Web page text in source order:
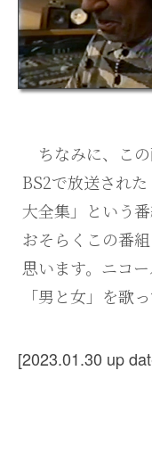
ちなみに、こ
BS2で放送され
大全集」という
おそらくこの番
思います。ニコ
「男と女」を歌
[2023.01.30 up